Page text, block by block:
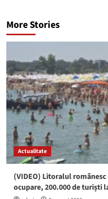
More Stories
Actualitate
(VIDEO) Litoralul românesc
ocupare, 200.000 de turiști